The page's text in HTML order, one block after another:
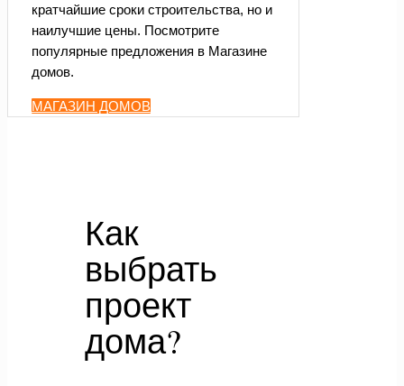
кратчайшие сроки строительства, но и
наилучшие цены. Посмотрите
популярные предложения в Магазине
домов.
МАГАЗИН ДОМОВ
Как
выбрать
проект
дома?